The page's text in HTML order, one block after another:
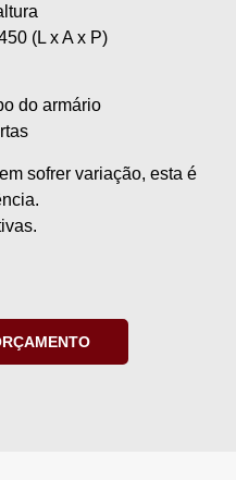
(L x A x P)
do armário
sofrer variação, esta é